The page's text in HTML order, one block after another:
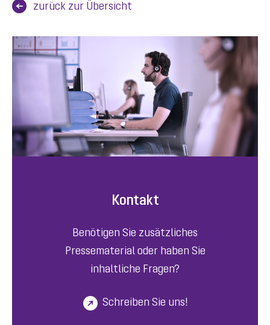
zurück zur Übersicht
Kontakt
Benötigen Sie zusätzliches
Pressematerial oder haben Sie
inhaltliche Fragen?
Schreiben Sie uns!